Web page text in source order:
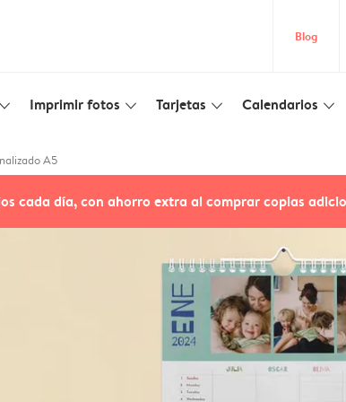
Blog
slim_arrow_down Imprimir fotos slim_arrow_down Tarjetas slim_arrow_down Calendarios slim_arrow_down
A5
cada día, con ahorro extra al comprar copias